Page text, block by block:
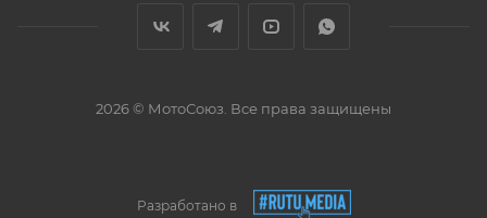
2026 © МотоСоюз. Все права защищены
Разработано в